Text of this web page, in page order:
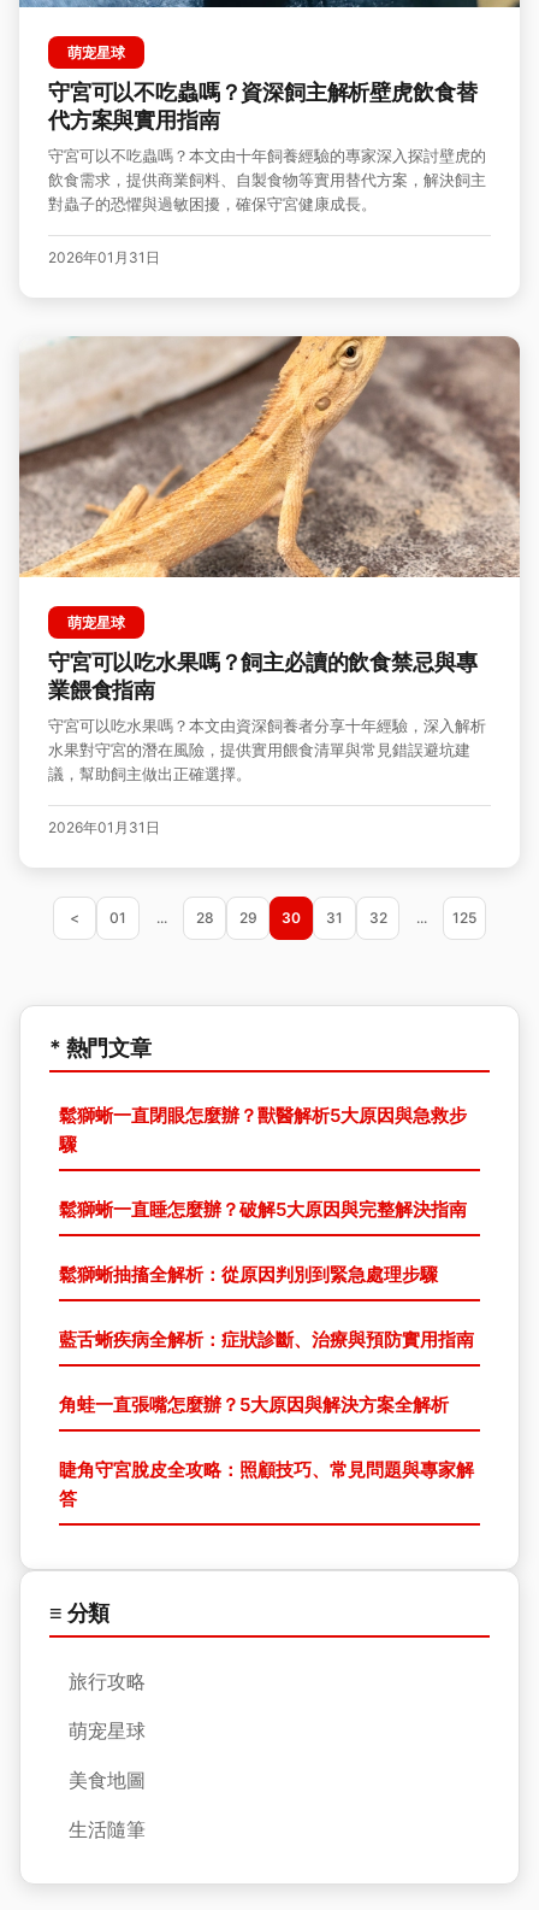
萌宠星球
守宮可以不吃蟲嗎？資深飼主解析壁虎飲食替
代方案與實用指南
守宮可以不吃蟲嗎？本文由十年飼養經驗的專家深入探討壁虎的
飲食需求，提供商業飼料、自製食物等實用替代方案，解決飼主
對蟲子的恐懼與過敏困擾，確保守宮健康成長。
2026年01月31日
萌宠星球
守宮可以吃水果嗎？飼主必讀的飲食禁忌與專
業餵食指南
守宮可以吃水果嗎？本文由資深飼養者分享十年經驗，深入解析
水果對守宮的潛在風險，提供實用餵食清單與常見錯誤避坑建
議，幫助飼主做出正確選擇。
2026年01月31日
< 01 ... 28 29 30 31 32 ... 125
* 熱門文章
鬆獅蜥一直閉眼怎麼辦？獸醫解析5大原因與急救步
驟
鬆獅蜥一直睡怎麼辦？破解5大原因與完整解決指南
鬆獅蜥抽搐全解析：從原因判別到緊急處理步驟
藍舌蜥疾病全解析：症狀診斷、治療與預防實用指南
角蛙一直張嘴怎麼辦？5大原因與解決方案全解析
睫角守宮脫皮全攻略：照顧技巧、常見問題與專家解
答
≡ 分類
旅行攻略
萌宠星球
美食地圖
生活隨筆